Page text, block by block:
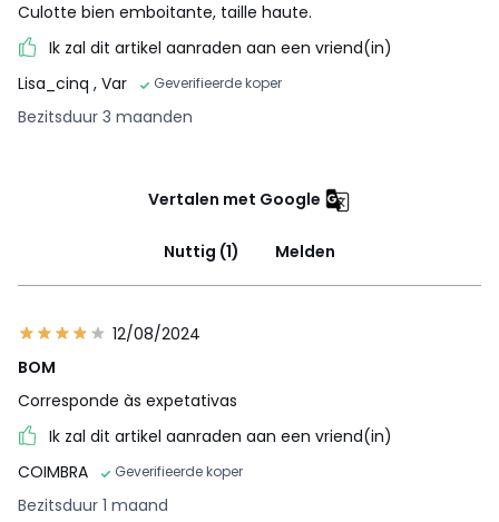
Culotte bien emboitante, taille haute.
Ik zal dit artikel aanraden aan een vriend(in)
Lisa_cinq , Var Geverifieerde koper
Bezitsduur 3 maanden
Vertalen met Google
Nuttig (1) Melden
12/08/2024
BOM
Corresponde às expetativas
Ik zal dit artikel aanraden aan een vriend(in)
COIMBRA
Geverifieerde koper
Bezitsduur 1 maand